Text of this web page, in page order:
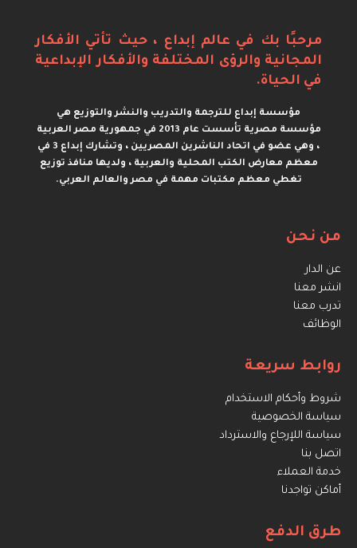
مرحبًا بك في عالم إبداع ، حيث تأتي الأفكار
المجانية والرؤى المختلفة والأفكار الإبداعية
في الحياة.
مؤسسة إبداع للترجمة والتدريب والنشر والتوزيع هي
مؤسسة مصرية تأسست عام 2013 في جمهورية مصر العربية
، وهي عضو في اتحاد الناشرين المصريين ، وتشارك إبداع 3 في
معظم معارض الكتب المحلية والعربية ، ولديها منافذ توزيع
تغطي معظم مكتبات مهمة في مصر والعالم العربي.
من نحن
عن الدار
انشر معنا
تدرب معنا
الوظائف
روابط سريعة
شروط وأحكام الاستخدام
سياسة الخصوصية
سياسة اللإرجاع والاسترداد
اتصل بنا
خدمة العملاء
أماكن تواجدنا
طرق الدفع